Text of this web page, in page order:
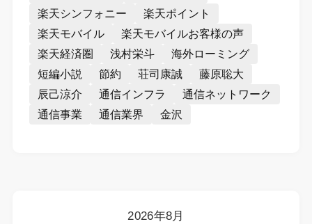
楽天シンフォニー
楽天ポイント
楽天モバイル
楽天モバイルお客様の声
楽天経済圏
浅村栄斗
海外ローミング
短編小説
節約 荘司康誠
藤原聡大
辰己涼介
通信インフラ
通信ネットワーク
通信事業
通信業界 金沢
2026年8月